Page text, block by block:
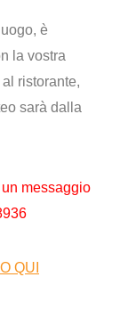
è
la vostra
ristorante,
sarà dalla
messaggio
QUI